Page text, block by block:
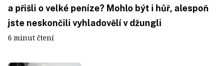
a přišli o velké peníze? Mohlo být i hůř, alespoň
jste neskončili vyhladovělí v džungli
6 minut čtení